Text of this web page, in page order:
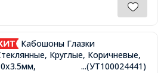
Кабошоны Глазки
Круглые, Коричневые,
...(УТ100024441)